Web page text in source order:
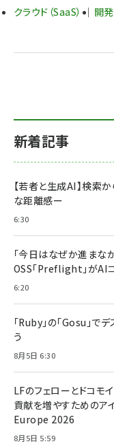
クラウド（SaaS） 開
新着記事
【若者と生成AI】検索
な距離感ー
6:30
「今日はなぜか進まな
OSS「Preflight」がAI
6:20
「Ruby」の「Gosu」で
う
8月5日 6:30
LFのフェローとドコモ
貢献を増やすためのア
Europe 2026
8月5日 5:59